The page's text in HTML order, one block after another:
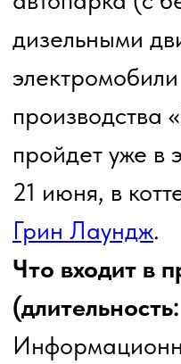
электромобилей
разбор
дополнений и
необходимых
анализ
стоимости и
дополнительных
Формат
лекция с